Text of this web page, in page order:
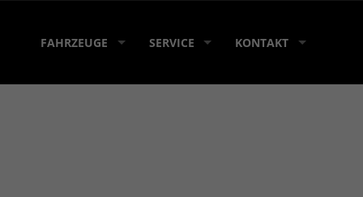
FAHRZEUGE SERVICE KONTAKT